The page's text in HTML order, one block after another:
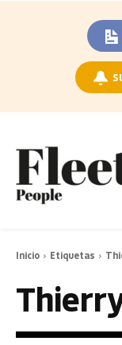
Inicio Etiquetas